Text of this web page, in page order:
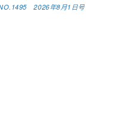
2026年8月1日号